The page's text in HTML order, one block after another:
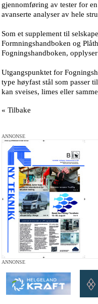
gjennomføring av tester for
avanserte analyser av hele
Som et supplement til
Formningshandboken og
Fogningshandboken,
Utgangspunktet for
type høyfast stål som passer
kan sveises, limes eller
« Tilbake
ANNONSE
ANNONSE